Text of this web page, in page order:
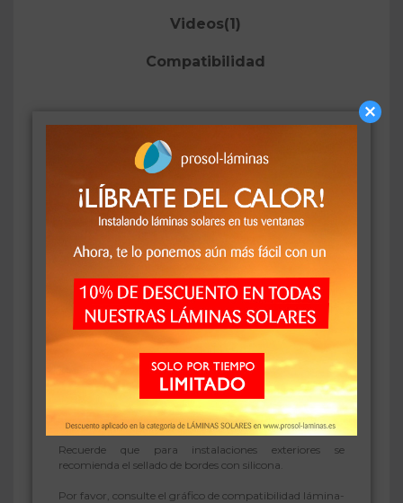
Videos(1)
Compatibilidad
Bronce 80 X HC
Lámina solar exterior color bronce
oscuro metalizado para ventanas
Esta lámina ofrece una protección solar alta. Para ello
espejo de color bronce metalizado que crea un
durante el día.
Se recomienda esta lámina si se busca una reducción
drástica de la entrada de calor y el deslumbramiento.
Además combate la decoloración prematura de textiles,
suelos y muebles.
En el caso de que prefiera una mayor entrada de luz,
debería escoger una lámina más clara, por ejemplo
nuestra lámina Plata 70 X HC.
Recuerde que para instalaciones exteriores se
recomienda el sellado de bordes con silicona.
Por favor, consulte el gráfico de compatibilidad lámina-